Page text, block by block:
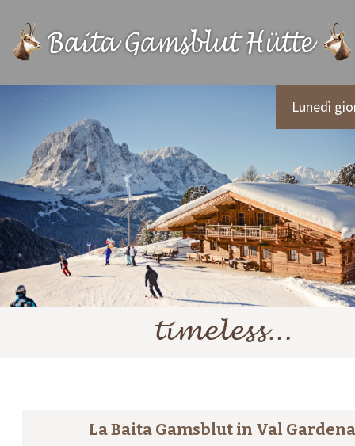
Lunedì
La Baita Gamsblut in Val Gardena